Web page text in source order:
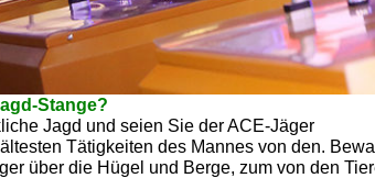
Stange?
Jagd und seien Sie der ACE-Jäger
Tätigkeiten des Mannes von den.
über die Hügel und Berge, zum von den